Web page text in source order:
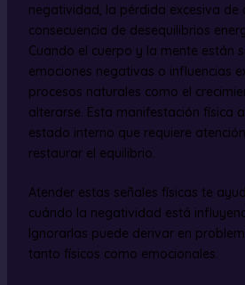
negatividad, la pérdida excesiva de
consecuencia de desequilibrios
Cuando el cuerpo y la mente están
emociones negativas o influencias
procesos naturales como el
alterarse. Esta manifestación física
estado interno que requiere
restaurar el equilibrio.
Atender estas señales físicas te
cuándo la negatividad está
Ignorarlas puede derivar en
tanto físicos como emocionales.